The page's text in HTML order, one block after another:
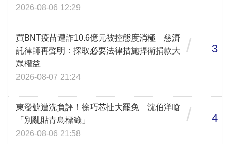
2026-08-06 12:29
買BNT疫苗遭詐10.6億元被控態度消極 慈濟
託律師再聲明：採取必要法律措施捍衛捐款大
眾權益
2026-08-07 21:24
/ 3
東發號遭洗負評！徐巧芯扯大罷免 沈伯洋嗆
「別亂貼青鳥標籤」
2026-08-06 21:58
/ 4